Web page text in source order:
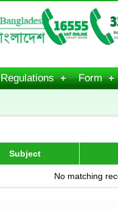
Regulations Form
Subject
No matching